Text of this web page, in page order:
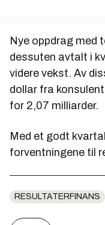
Nye oppdrag med
dessuten avtalt i
videre vekst. Av
dollar fra
for 2,07 milliarder.
Med et godt
forventningene til
RESULTATERFINANS